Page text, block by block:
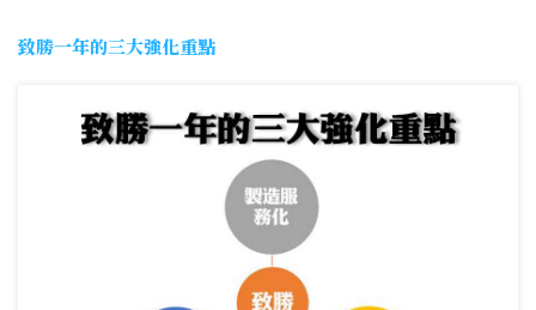
致勝一年的三大強化重點